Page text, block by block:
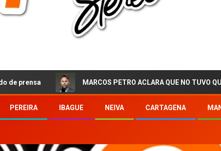
MARCOS PETRO ACLARA QUE NO TUVO QUE VER CON
PEREIRA IBAGUE NEIVA CARTAGENA